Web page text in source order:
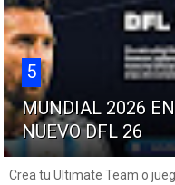
5
MUNDIAL 2026
NUEVO DFL 26
Crea tu Ultimate Team o